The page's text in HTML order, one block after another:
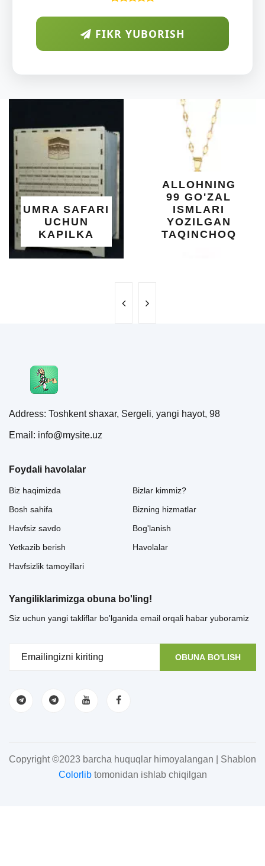
FIKR YUBORISH
ALLOHNING
99 GO'ZAL
ISMLARI
YOZILGAN
TAQINCHOQ
Address: Toshkent shaxar, Sergeli, yangi hayot, 98
Email: info@mysite.uz
Foydali havolalar
Biz haqimizda
Bosh sahifa
Havfsiz savdo
Yetkazib berish
Havfsizlik tamoyillari
Bizlar kimmiz?
Bizning hizmatlar
Bog'lanish
Havolalar
Yangiliklarimizga obuna bo'ling!
Siz uchun yangi takliflar bo'lganida email orqali habar yuboramiz
OBUNA BO'LISH
Copyright ©2023 barcha huquqlar himoyalangan | Shablon
Colorlibtomonidan ishlab chiqilgan